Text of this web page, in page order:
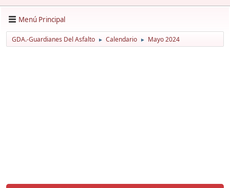
Menú Principal
GDA.-Guardianes Del Asfalto ► Calendario ► Mayo 2024